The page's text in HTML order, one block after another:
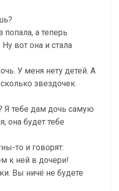
попала, а теперь
вот она и стала
У меня нету детей. А
звездочек.
Я тебе дам дочь самую
она будет тебе
то и говорят:
к ней в дочери!
Вы ничё не будете